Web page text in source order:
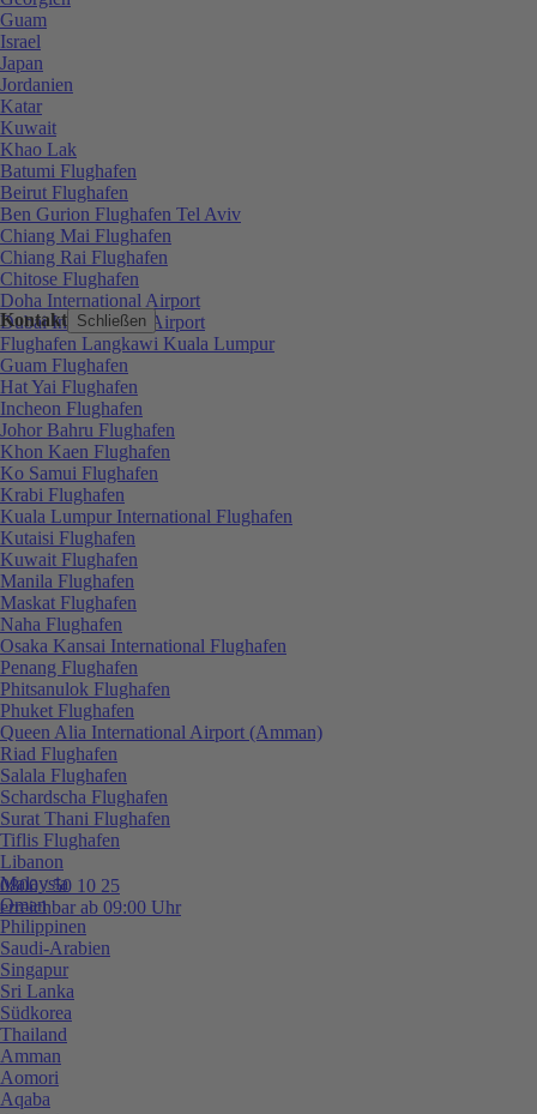
Kontakt Schließen
0800 / 50 10 25
erreichbar ab 09:00 Uhr
Guam
Israel
Japan
Jordanien
Katar
Kuwait
Khao Lak
Batumi Flughafen
Beirut Flughafen
Ben Gurion Flughafen Tel Aviv
Chiang Mai Flughafen
Chiang Rai Flughafen
Chitose Flughafen
Doha International Airport
Dubai International Airport
Flughafen Langkawi Kuala Lumpur
Guam Flughafen
Hat Yai Flughafen
Incheon Flughafen
Johor Bahru Flughafen
Khon Kaen Flughafen
Ko Samui Flughafen
Krabi Flughafen
Kuala Lumpur International Flughafen
Kutaisi Flughafen
Kuwait Flughafen
Manila Flughafen
Maskat Flughafen
Naha Flughafen
Osaka Kansai International Flughafen
Penang Flughafen
Phitsanulok Flughafen
Phuket Flughafen
Queen Alia International Airport (Amman)
Riad Flughafen
Salala Flughafen
Schardscha Flughafen
Surat Thani Flughafen
Tiflis Flughafen
Libanon
Malaysia
Oman
Philippinen
Saudi-Arabien
Singapur
Sri Lanka
Südkorea
Thailand
Amman
Aomori
Aqaba